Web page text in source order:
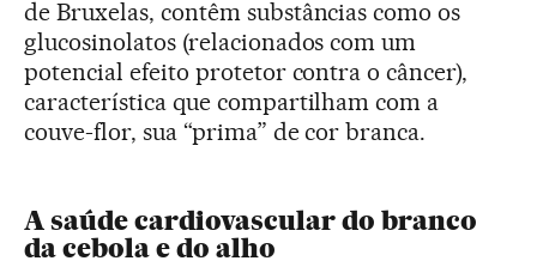
de Bruxelas, contêm substâncias como os
glucosinolatos (relacionados com um
potencial efeito protetor contra o câncer),
característica que compartilham com a
couve-flor, sua “prima” de cor branca.
A saúde cardiovascular do branco
da cebola e do alho